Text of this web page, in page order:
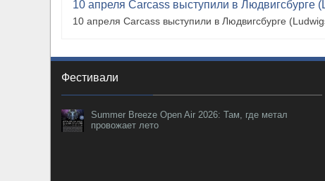
10 апреля Carcass выступили в Людвигсбурге
10 апреля Carcass выступили в Людвигсбурге
Фестивали
Summer Breeze Open Air 2026: Там, где метал
провожает лето